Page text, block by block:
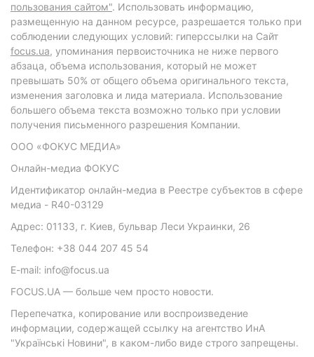
пользования сайтом". Использовать информацию,
размещенную на данном ресурсе, разрешается только при
соблюдении следующих условий: гиперссылки на Сайт
focus.ua, упоминания первоисточника не ниже первого
абзаца, объема использования, который не может
превышать 50% от общего объема оригинального текста,
изменения заголовка и лида материала. Использование
большего объема текста возможно только при условии
получения письменного разрешения Компании.
ООО «ФОКУС МЕДИА»
Онлайн-медиа ФОКУС
Идентификатор онлайн-медиа в Реестре субъектов в сфере
медиа - R40-03129
Адрес: 01133, г. Киев, бульвар Леси Украинки, 26
Телефон: +38 044 207 45 54
E-mail: info@focus.ua
FOCUS.UA — больше чем просто новости.
Перепечатка, копирование или воспроизведение
информации, содержащей ссылку на агентство ИнА
"Українські Новини", в каком-либо виде строго запрещены.